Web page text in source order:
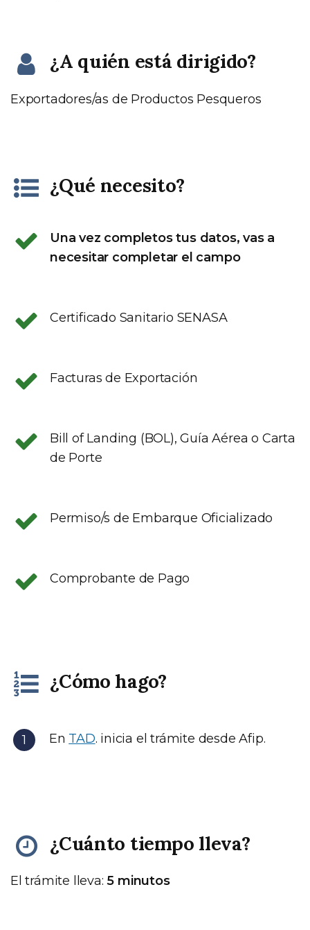
¿A quién está dirigido?
Exportadores/as de Productos Pesqueros
¿Qué necesito?
Una vez completos tus datos, vas a
necesitar completar el campo
Certificado Sanitario SENASA
Facturas de Exportación
Bill of Landing (BOL), Guía Aérea o Carta
de Porte
Permiso/s de Embarque Oficializado
Comprobante de Pago
¿Cómo hago?
En TAD. inicia el trámite desde Afip.
¿Cuánto tiempo lleva?
El trámite lleva:5 minutos